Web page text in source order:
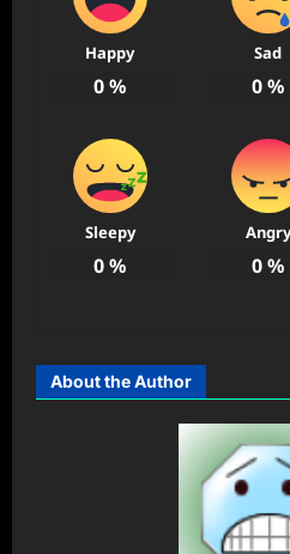
Happy
0%
Sad
0%
Sleepy
0%
Angry
0%
About the Author